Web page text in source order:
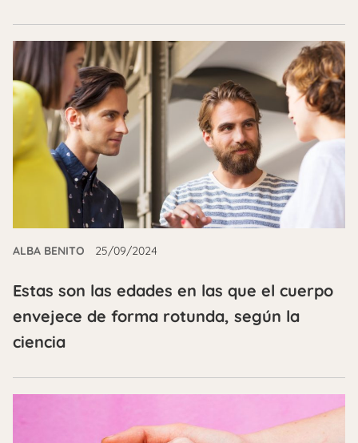
ALBA BENITO 25/09/2024
Estas son las edades en las que el cuerpo
envejece de forma rotunda, según la
ciencia